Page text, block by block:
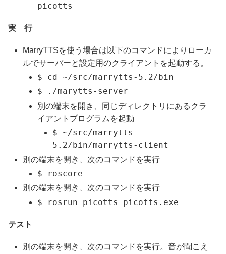
picotts
実 行
MarryTTSを使う場合は以下のコマンドによりローカ
ルでサーバーと設定用のクライアントを起動する。
$ cd ~/src/marrytts-5.2/bin
$ ./marytts-server
別の端末を開き、同じディレクトリにあるクラ
イアントプログラムを起動
$ ~/src/marrytts-
5.2/bin/marrytts-client
別の端末を開き、次のコマンドを実行
$ roscore
別の端末を開き、次のコマンドを実行
$ rosrun picotts picotts.exe
テスト
別の端末を開き、次のコマンドを実行。音が聞こえ